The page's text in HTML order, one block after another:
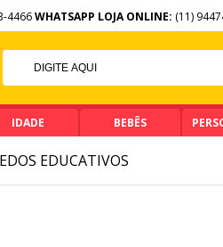
4466WHATSAPP LOJA ONLINE: (11)
NO PIX
R$ 99,90
IDADE BEBÊS
EDUCATIVOS